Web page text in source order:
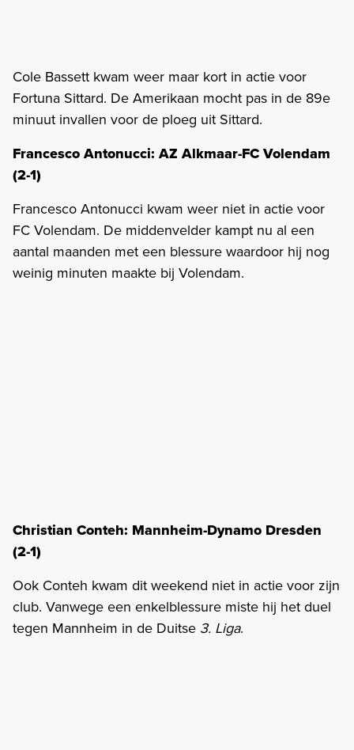
Cole Bassett kwam weer maar kort in actie voor
Fortuna Sittard. De Amerikaan mocht pas in de 89e
minuut invallen voor de ploeg uit Sittard.
Francesco Antonucci: AZ Alkmaar-FC Volendam
(2-1)
Francesco Antonucci kwam weer niet in actie voor
FC Volendam. De middenvelder kampt nu al een
aantal maanden met een blessure waardoor hij nog
weinig minuten maakte bij Volendam.
Christian Conteh: Mannheim-Dynamo Dresden
(2-1)
Ook Conteh kwam dit weekend niet in actie voor zijn
club. Vanwege een enkelblessure miste hij het duel
tegen Mannheim in de Duitse 3. Liga.